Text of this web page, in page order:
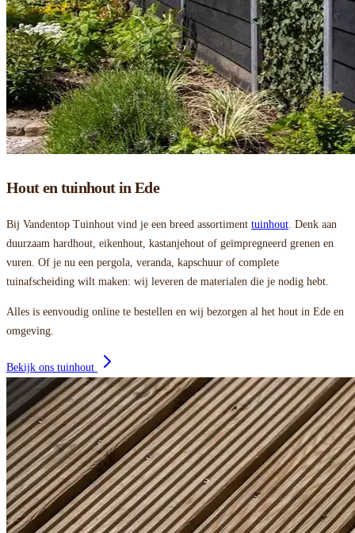
Hout en tuinhout in Ede
Bij Vandentop Tuinhout vind je een breed assortiment tuinhout . Denk aan
duurzaam hardhout, eikenhout, kastanjehout of geïmpregneerd grenen en
vuren. Of je nu een pergola, veranda, kapschuur of complete
tuinafscheiding wilt maken: wij leveren de materialen die je nodig hebt.
Alles is eenvoudig online te bestellen en wij bezorgen al het hout in Ede en
omgeving.
Bekijk ons tuinhout